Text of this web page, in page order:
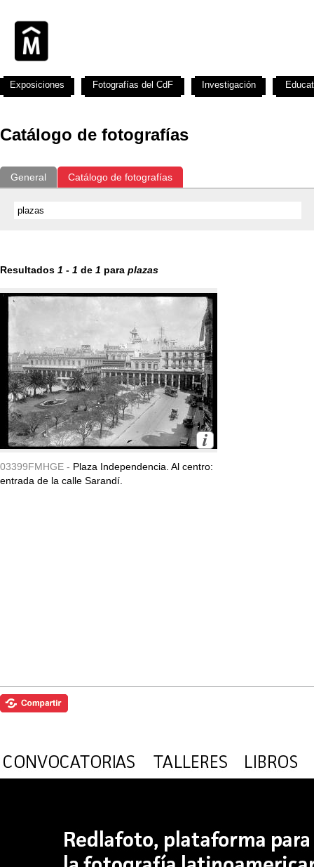
Catálogo de fotografías
General Catálogo de fotografías
Resultados 1 - 1 de 1 para plazas
03399FMHGE - Plaza Independencia. Al centro:
entrada de la calle Sarandí.
Exposiciones Fotografías del CdF Investigación